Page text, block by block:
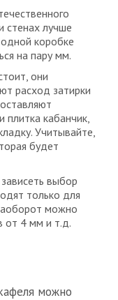
стенах лучше
коробке
на пару мм.
они
расход затирки
плитка кабанчик,
Учитывайте,
будет
выбор
только для
можно
от 4 мм и т.д.
можно